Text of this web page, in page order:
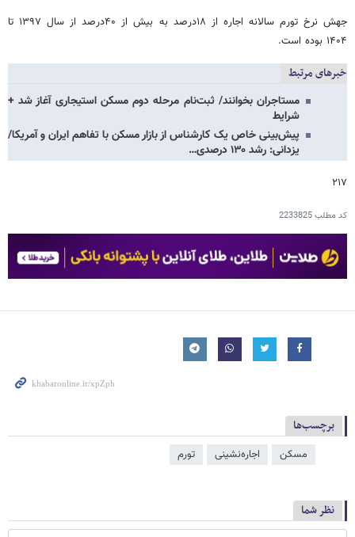
جهش نرخ تورم سالانه اجاره از ۱۸درصد به بیش از ۴۰درصد از سال ۱۳۹۷ تا
۱۴۰۴ بوده است.
خبرهای مرتبط
مستاجران بخوانند/ ثبت‌نام مرحله دوم مسکن استیجاری آغاز شد +
شرایط
پیش‌بینی خاص یک کارشناس از بازار مسکن با تفاهم ایران و آمریکا/
یزدانی: رشد ۱۳۰ درصدی…
۲۱۷
کد مطلب2233825
برچسب‌ها
مسکن اجاره‌نشینی تورم
نظر شما